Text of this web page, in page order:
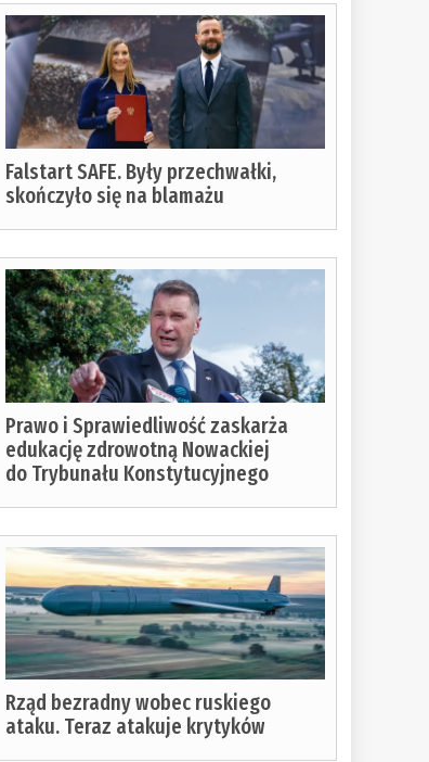
Falstart SAFE. Były przechwałki,
skończyło się na blamażu
Prawo i Sprawiedliwość zaskarża
edukację zdrowotną Nowackiej
do Trybunału Konstytucyjnego
Rząd bezradny wobec ruskiego
ataku. Teraz atakuje krytyków